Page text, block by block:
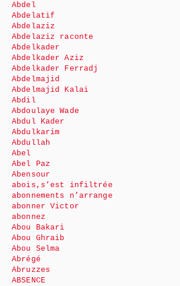
Abdel
Abdelatif
Abdelaziz
Abdelaziz raconte
Abdelkader
Abdelkader Aziz
Abdelkader Ferradj
Abdelmajid
Abdelmajid Kalai
Abdil
Abdoulaye Wade
Abdul Kader
Abdulkarim
Abdullah
Abel
Abel Paz
Abensour
abois,s’est infiltrée
abonnements n’arrange
abonner Victor
abonnez
Abou Bakari
Abou Ghraib
Abou Selma
Abrégé
Abruzzes
ABSENCE